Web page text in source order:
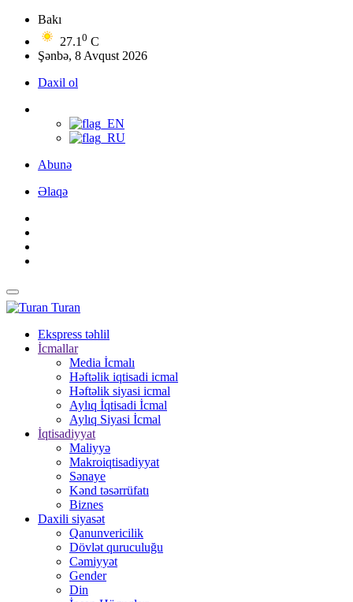
Bakı
27.1 0 C
Şənbə, 8 Avqust 2026
Daxil ol
Abunə
Əlaqə
Turan
Ekspress təhlil
İcmallar
Media İcmalı
Həftəlik iqtisadi icmal
Həftəlik siyasi icmal
Aylıq İqtisadi İcmal
Aylıq Siyasi İcmal
İqtisadiyyat
Maliyyə
Makroiqtisadiyyat
Sənaye
Kənd təsərrüfatı
Biznes
Daxili siyasət
Qanunvericilik
Dövlət quruculuğu
Cəmiyyət
Gender
Din